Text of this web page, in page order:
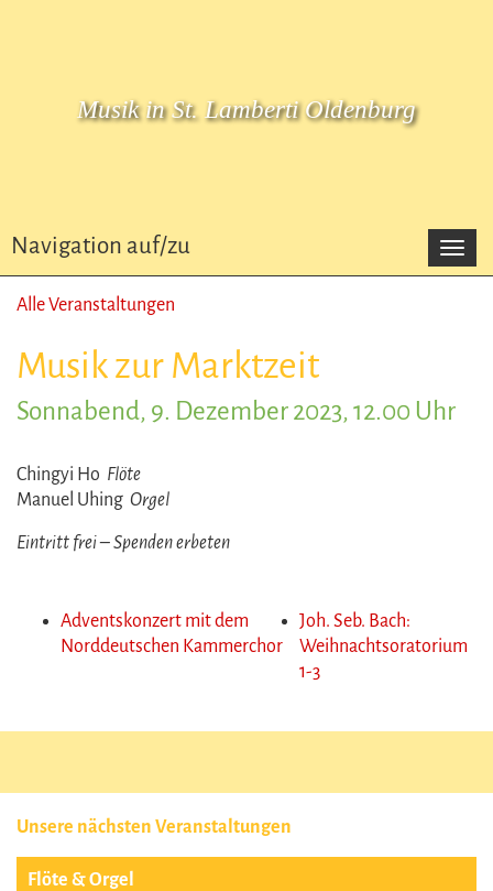
Unsere nächsten Veranstaltungen
Flöte & Orgel
Musik in St. Lamberti Oldenburg
Navigation auf/zu
auf/
Alle Veranstaltungen
Musik zur Marktzeit
Sonnabend, 9. Dezember 2023, 12.00 Uhr
Chingyi Ho Flöte
Manuel Uhing Orgel
Eintritt frei – Spenden erbeten
Adventskonzert mit dem
Norddeutschen Kammerchor
Joh. Seb. Bach:
Weihnachtsoratorium
1-3